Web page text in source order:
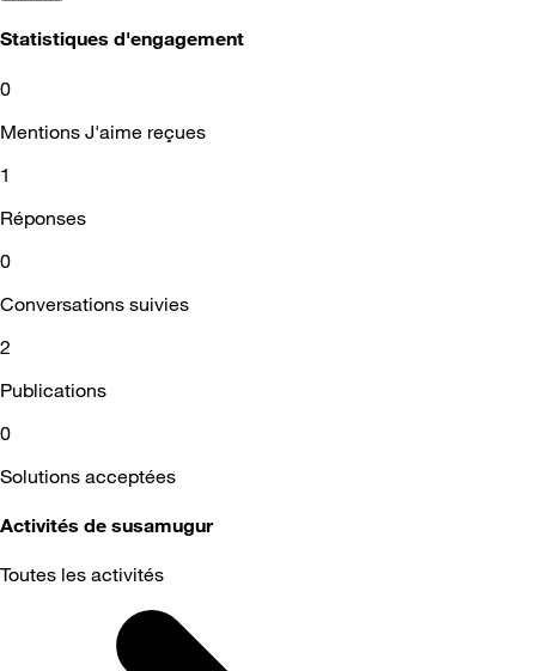
Statistiques d'engagement
0
Mentions J'aime reçues
1
Réponses
0
Conversations suivies
2
Publications
0
Solutions acceptées
Activités de susamugur
Toutes les activités